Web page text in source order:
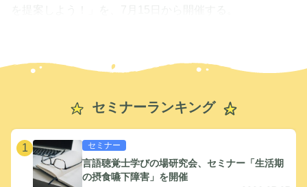
セミナーランキング
1 セミナー
言語聴覚士学びの場研究会、セミナー「生活期
の摂食嚥下障害」を開催